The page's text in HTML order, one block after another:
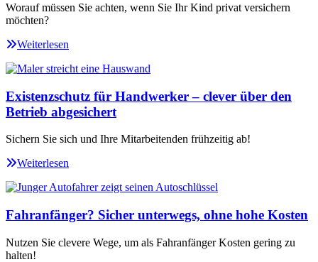
Worauf müssen Sie achten, wenn Sie Ihr Kind privat versichern
möchten?
Weiterlesen
Existenzschutz für Handwerker – clever über den
Betrieb abgesichert
Sichern Sie sich und Ihre Mitarbeitenden frühzeitig ab!
Weiterlesen
Fahranfänger? Sicher unterwegs, ohne hohe Kosten
Nutzen Sie clevere Wege, um als Fahranfänger Kosten gering zu
halten!